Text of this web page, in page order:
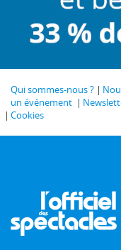
Qui sommes-nous ?
un événement
Cookies